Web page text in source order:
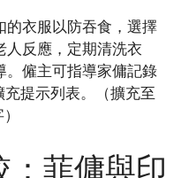
的衣服以防吞食，選擇
人反應，定期清洗衣
。僱主可指導家傭記錄
提示列表。（擴充至
：菲傭與印